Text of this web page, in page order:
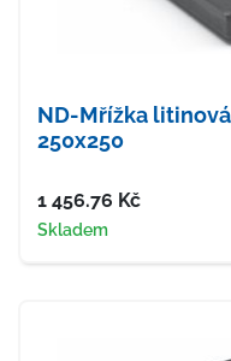
ND-Mřížka
250x250
Cena
1 456.76 Kč
Dostupnost
Skladem